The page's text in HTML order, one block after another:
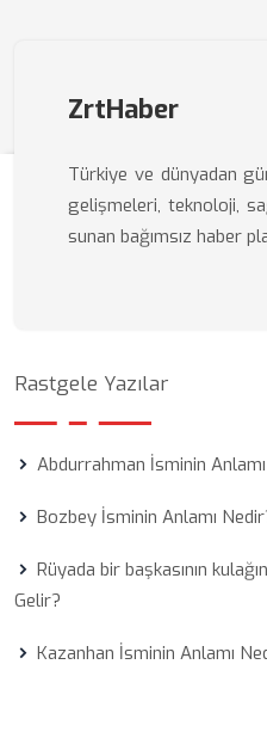
ZrtHaber
Türkiye ve dünyadan
gelişmeleri, teknoloji,
sunan bağımsız haber
Rastgele Yazılar
Abdurrahman İsminin
Bozbey İsminin Anlamı
Rüyada bir başkasının
Gelir?
Kazanhan İsminin Anlamı